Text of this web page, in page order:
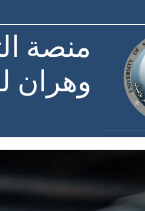
منصة
وهران